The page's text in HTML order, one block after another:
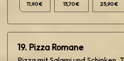
11,90 €
13,70 €
25,90 €
19. Pizza Romane